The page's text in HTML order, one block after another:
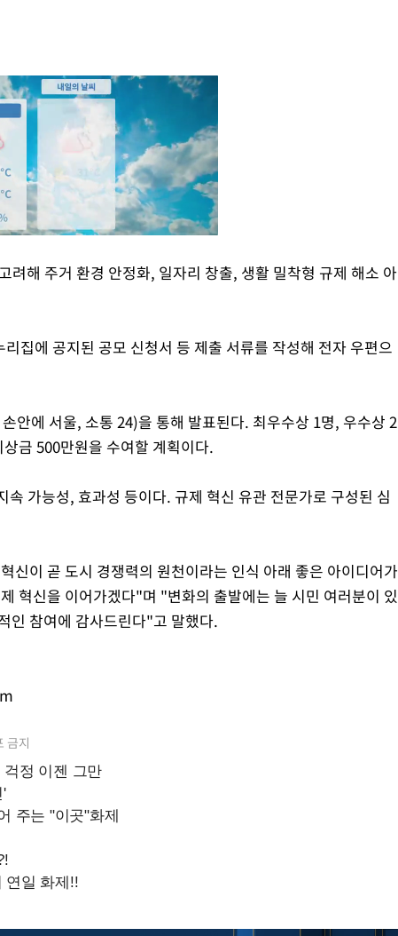
려해 주거 환경 안정화, 일자리 창출, 생활 밀착형 규제 해소 아
집에 공지된 공모 신청서 등 제출 서류를 작성해 전자 우편으
안에 서울, 소통 24)을 통해 발표된다. 최우수상 1명, 우수상 2
금 500만원을 수여할 계획이다.
가능성, 효과성 등이다. 규제 혁신 유관 전문가로 구성된 심
신이 곧 도시 경쟁력의 원천이라는 인식 아래 좋은 아이디어가
혁신을 이어가겠다"며 "변화의 출발에는 늘 시민 여러분이 있
인 참여에 감사드린다"고 말했다.
금지